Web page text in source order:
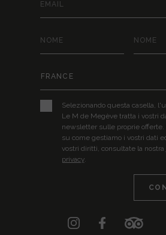
Selezionando questa casella,
Le M de Megève tratta i vostri
newsletter sulle proprie offerte.
su come gestiamo i vostri dati
vostri diritti, consultate la nostra
privacy.